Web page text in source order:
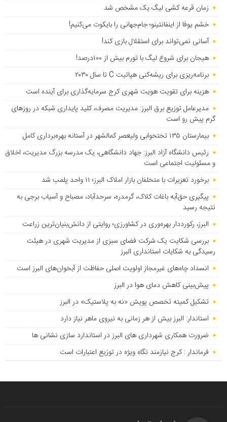
زمان قرعه کشی لیگ یک مشخص شد
خشم یوفا از اینفانتینو؛ جام‌جهانی را بایکوت می‌کنیم!
آسانی نمی‌تواند برای استقلال بازی کند!
هیجان برای شروع لیگ با تورم بیش از ۱۰۰درصد!
برنامه‌ریزی برای ریشه‌کنی هپاتیت C تا سال ۲۰۳۰
هزینه برای تقویت هویت شهری کرج سرمایه‌گذاری برای آینده است
مدیرعامل توزیع برق البرز: مدیریت مصرف، کلید پایداری شبکه در روزهای
گرم پیش رو است
بیمارستان ۱۳۵ تختخوابی ولیعصر کمالشهر در آستانه بهره‌برداری کامل
رئیس دانشگاه آزاد البرز: جهاد دانشگاهی، یک مدرسه بزرگ مدیریت، اخلاق
و مسئولیت اجتماعی است
برخورد تعزیرات با متخلفان بازار املاک البرز؛ ۱۱ واحد پلمب شد
پیگیری حق‌آبه باغات کلاک، گرمدره، سرحدآباد، مصباح و آسیاب برجی به
نتیجه رسید
البرز، رکورددار بهره‌وری در کشاورزی؛ روایتی از دانش‌بنیان‌ترین زراعت
بررسی شکایت یک شرکت فضای سبزی از مدیریت شهری در هیئت
رسیدگی به شکایات استانداری البرز
انسداد چاه‌های غیرمجاز اولویت اصلی حفاظت از آبخوان‌های البرز است
پیش‌بینی کاهش دمای هوا در البرز
تشکیل کمیته تخصص پویش «نه به پلاستیک» در البرز
استاندار: البرز بیش از هر زمانی به نیروی ماهر نیاز دارد
ضرورت همکاری شهرداری های البرز در استاندارد سازی نشانی ها
فرماندار : کرج نیازمند نگاه ویژه در توزیع اعتبارات است